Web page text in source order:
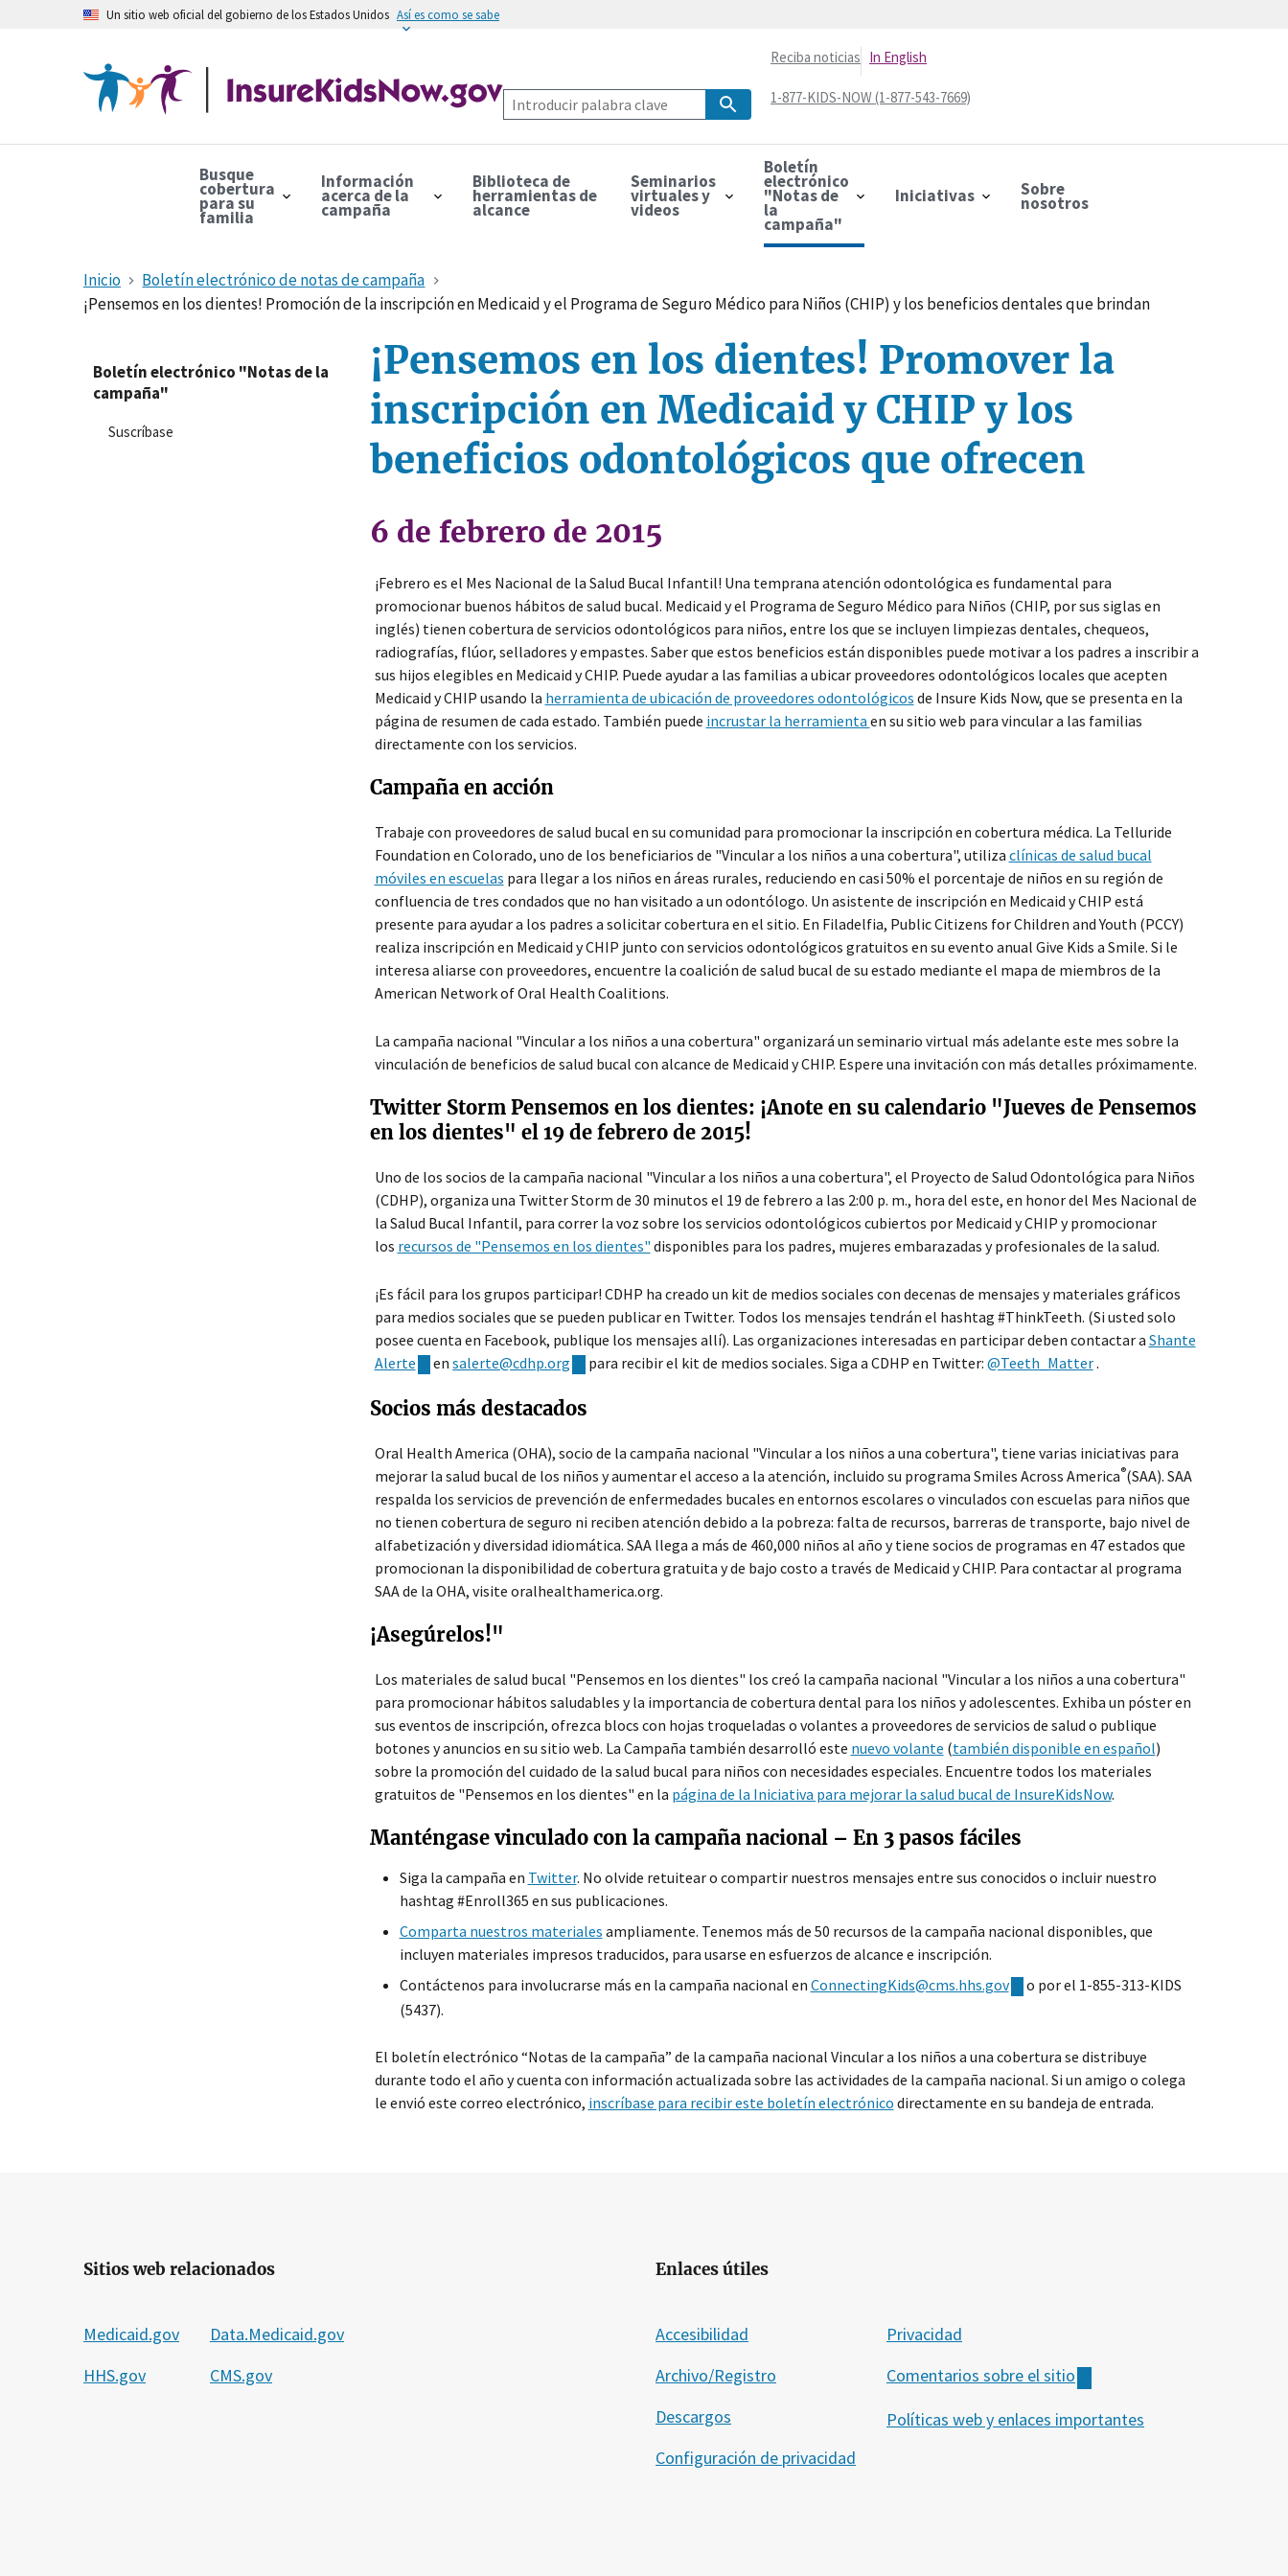
Un sitio web oficial del gobierno de los Estados Unidos Así es como se sabe
Reciba noticias In English
1-877-KIDS-NOW (1-877-543-7669)
Busque
cobertura
para su
familia
Información
acerca de la
campaña
Biblioteca de
herramientas de
alcance
Seminarios
virtuales y
videos
Boletín
electrónico
"Notas de
la
campaña"
Iniciativas Sobre
nosotros
Inicio
Boletín electrónico de notas de campaña
¡Pensemos en los dientes! Promoción de la inscripción en Medicaid y el Programa de Seguro Médico para Niños (CHIP) y los beneficios dentales que brindan
Boletín electrónico "Notas de la
campaña"
Suscríbase
¡Pensemos en los dientes! Promover la
inscripción en Medicaid y CHIP y los
beneficios odontológicos que ofrecen
6 de febrero de 2015
¡Febrero es el Mes Nacional de la Salud Bucal Infantil! Una temprana atención odontológica es fundamental para
promocionar buenos hábitos de salud bucal. Medicaid y el Programa de Seguro Médico para Niños (CHIP, por sus siglas en
inglés) tienen cobertura de servicios odontológicos para niños, entre los que se incluyen limpiezas dentales, chequeos,
radiografías, flúor, selladores y empastes. Saber que estos beneficios están disponibles puede motivar a los padres a inscribir a
sus hijos elegibles en Medicaid y CHIP. Puede ayudar a las familias a ubicar proveedores odontológicos locales que acepten
Medicaid y CHIP usando la herramienta de ubicación de proveedores odontológicos de Insure Kids Now, que se presenta en la
página de resumen de cada estado. También puede incrustar la herramienta en su sitio web para vincular a las familias
directamente con los servicios.
Campaña en acción
Trabaje con proveedores de salud bucal en su comunidad para promocionar la inscripción en cobertura médica. La Telluride
Foundation en Colorado, uno de los beneficiarios de "Vincular a los niños a una cobertura", utiliza clínicas de salud bucal
móviles en escuelas para llegar a los niños en áreas rurales, reduciendo en casi 50% el porcentaje de niños en su región de
confluencia de tres condados que no han visitado a un odontólogo. Un asistente de inscripción en Medicaid y CHIP está
presente para ayudar a los padres a solicitar cobertura en el sitio. En Filadelfia, Public Citizens for Children and Youth (PCCY)
realiza inscripción en Medicaid y CHIP junto con servicios odontológicos gratuitos en su evento anual Give Kids a Smile. Si le
interesa aliarse con proveedores, encuentre la coalición de salud bucal de su estado mediante el mapa de miembros de la
American Network of Oral Health Coalitions.
La campaña nacional "Vincular a los niños a una cobertura" organizará un seminario virtual más adelante este mes sobre la
vinculación de beneficios de salud bucal con alcance de Medicaid y CHIP. Espere una invitación con más detalles próximamente.
Twitter Storm Pensemos en los dientes: ¡Anote en su calendario "Jueves de Pensemos
en los dientes" el 19 de febrero de 2015!
Uno de los socios de la campaña nacional "Vincular a los niños a una cobertura", el Proyecto de Salud Odontológica para Niños
(CDHP), organiza una Twitter Storm de 30 minutos el 19 de febrero a las 2:00 p. m., hora del este, en honor del Mes Nacional de
la Salud Bucal Infantil, para correr la voz sobre los servicios odontológicos cubiertos por Medicaid y CHIP y promocionar
los recursos de "Pensemos en los dientes" disponibles para los padres, mujeres embarazadas y profesionales de la salud.
¡Es fácil para los grupos participar! CDHP ha creado un kit de medios sociales con decenas de mensajes y materiales gráficos
para medios sociales que se pueden publicar en Twitter. Todos los mensajes tendrán el hashtag #ThinkTeeth. (Si usted solo
posee cuenta en Facebook, publique los mensajes allí). Las organizaciones interesadas en participar deben contactar a Shante
Alerte
ensalerte@cdhp.org para recibir el kit de medios sociales. Siga a CDHP en Twitter: @Teeth_Matter.
Socios más destacados
Oral Health America (OHA), socio de la campaña nacional "Vincular a los niños a una cobertura", tiene varias iniciativas para
mejorar la salud bucal de los niños y aumentar el acceso a la atención, incluido su programa Smiles Across America®(SAA). SAA
respalda los servicios de prevención de enfermedades bucales en entornos escolares o vinculados con escuelas para niños que
no tienen cobertura de seguro ni reciben atención debido a la pobreza: falta de recursos, barreras de transporte, bajo nivel de
alfabetización y diversidad idiomática. SAA llega a más de 460,000 niños al año y tiene socios de programas en 47 estados que
promocionan la disponibilidad de cobertura gratuita y de bajo costo a través de Medicaid y CHIP. Para contactar al programa
SAA de la OHA, visite oralhealthamerica.org.
¡Asegúrelos!"
Los materiales de salud bucal "Pensemos en los dientes" los creó la campaña nacional "Vincular a los niños a una cobertura"
para promocionar hábitos saludables y la importancia de cobertura dental para los niños y adolescentes. Exhiba un póster en
sus eventos de inscripción, ofrezca blocs con hojas troqueladas o volantes a proveedores de servicios de salud o publique
botones y anuncios en su sitio web. La Campaña también desarrolló este nuevo volante (también disponible en español)
sobre la promoción del cuidado de la salud bucal para niños con necesidades especiales. Encuentre todos los materiales
gratuitos de "Pensemos en los dientes" en la página de la Iniciativa para mejorar la salud bucal de InsureKidsNow.
Manténgase vinculado con la campaña nacional – En 3 pasos fáciles
Siga la campaña en Twitter. No olvide retuitear o compartir nuestros mensajes entre sus conocidos o incluir nuestro
hashtag #Enroll365 en sus publicaciones.
Comparta nuestros materiales ampliamente. Tenemos más de 50 recursos de la campaña nacional disponibles, que
incluyen materiales impresos traducidos, para usarse en esfuerzos de alcance e inscripción.
Contáctenos para involucrarse más en la campaña nacional en ConnectingKids@cms.hhs.gov
o por el 1-855-313-KIDS
(5437).
El boletín electrónico “Notas de la campaña” de la campaña nacional Vincular a los niños a una cobertura se distribuye
durante todo el año y cuenta con información actualizada sobre las actividades de la campaña nacional. Si un amigo o colega
le envió este correo electrónico, inscríbase para recibir este boletín electrónico directamente en su bandeja de entrada.
Sitios web relacionados
Medicaid.gov
HHS.gov
Data.Medicaid.gov
CMS.gov
Enlaces útiles
Accesibilidad
Archivo/Registro
Descargos
Configuración de privacidad
Privacidad
Comentarios sobre el sitio
Políticas web y enlaces importantes